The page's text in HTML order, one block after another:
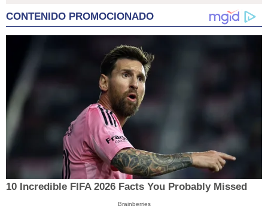
CONTENIDO PROMOCIONADO
10 Incredible FIFA 2026 Facts You Probably Missed
Brainberries